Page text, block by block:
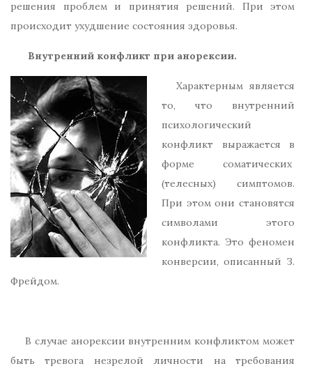
решения проблем и принятия решений. При этом
происходит ухудшение состояния здоровья.
Внутренний конфликт при анорексии.
Характерным является
то, что внутренний
психологический
конфликт выражается в
форме соматических
(телесных) симптомов.
При этом они становятся
символами этого
конфликта. Это феномен
конверсии, описанный З.
Фрейдом.
В случае анорексии внутренним конфликтом может
быть тревога незрелой личности на требования